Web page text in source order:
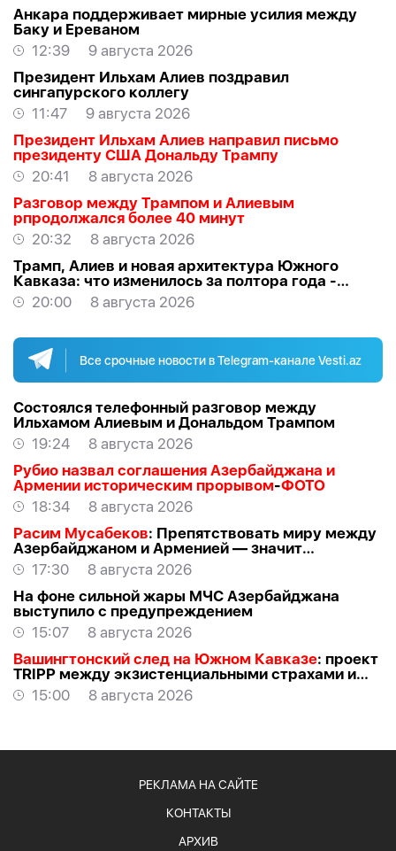
Анкара поддерживает мирные усилия между
Баку и Ереваном
12:39
9 августа 2026
Президент Ильхам Алиев поздравил
сингапурского коллегу
11:47
9 августа 2026
Президент Ильхам Алиев направил письмо
президенту США Дональду Трампу
20:41
8 августа 2026
Разговор между Трампом и Алиевым
рпродолжался более 40 минут
20:32
8 августа 2026
Трамп, Алиев и новая архитектура Южного
Кавказа: что изменилось за полтора года -
ВЗГЛЯД
20:00 8 августа 2026
Все срочные новости в Telegram-канале Vesti.az
Состоялся телефонный разговор между
Ильхамом Алиевым и Дональдом Трампом
19:24
8 августа 2026
Рубио назвал соглашения Азербайджана и
Армении историческим прорывом-ФОТО
18:34
8 августа 2026
Расим Мусабеков: Препятствовать миру между
Азербайджаном и Арменией — значит
создавать проблемы самим себе -
17:30
8 августа 2026
На фоне сильной жары МЧС Азербайджана
выступило с предупреждением
15:07
8 августа 2026
Вашингтонский след на Южном Кавказе: проект
TRIPР между экзистенциальными страхами и
прагматичными интересами -
АЛЛАХВЕРАНОВ
15:00 8 августа 2026
РЕКЛАМА НА САЙТЕ
КОНТАКТЫ
АРХИВ